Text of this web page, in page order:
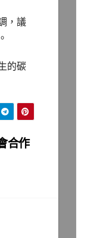
，議
的碳
合作